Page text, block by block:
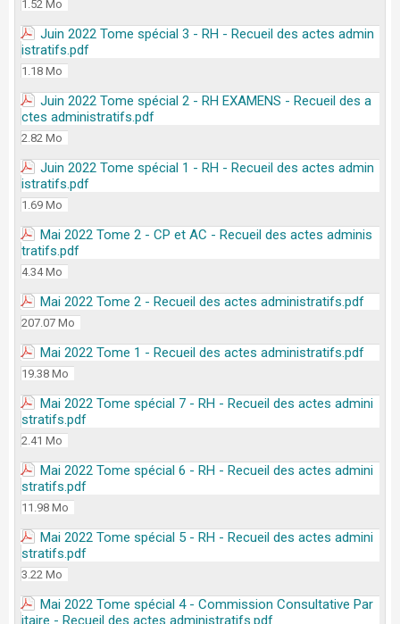
1.52 Mo
Juin 2022 Tome spécial 3 - RH - Recueil des actes admin
istratifs.pdf
1.18 Mo
Juin 2022 Tome spécial 2 - RH EXAMENS - Recueil des a
ctes administratifs.pdf
2.82 Mo
Juin 2022 Tome spécial 1 - RH - Recueil des actes admin
istratifs.pdf
1.69 Mo
Mai 2022 Tome 2 - CP et AC - Recueil des actes adminis
tratifs.pdf
4.34 Mo
Mai 2022 Tome 2 - Recueil des actes administratifs.pdf
207.07 Mo
Mai 2022 Tome 1 - Recueil des actes administratifs.pdf
19.38 Mo
Mai 2022 Tome spécial 7 - RH - Recueil des actes admini
stratifs.pdf
2.41 Mo
Mai 2022 Tome spécial 6 - RH - Recueil des actes admini
stratifs.pdf
11.98 Mo
Mai 2022 Tome spécial 5 - RH - Recueil des actes admini
stratifs.pdf
3.22 Mo
Mai 2022 Tome spécial 4 - Commission Consultative Par
itaire - Recueil des actes administratifs.pdf